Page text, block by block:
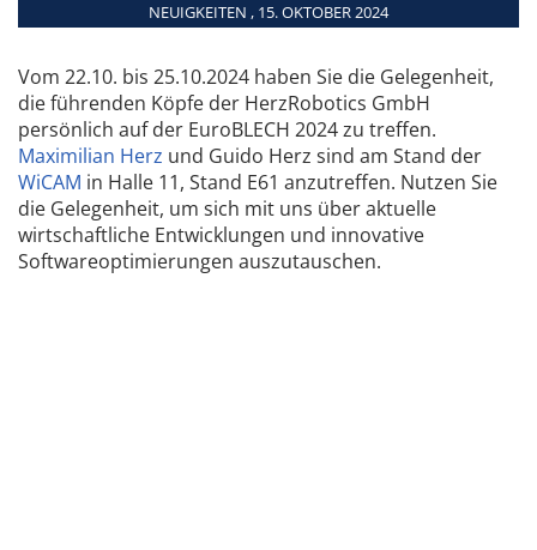
NEUIGKEITEN , 15. OKTOBER 2024
Vom 22.10. bis 25.10.2024 haben Sie die Gelegenheit,
die führenden Köpfe der HerzRobotics GmbH
persönlich auf der EuroBLECH 2024 zu treffen.
Maximilian Herz und Guido Herz sind am Stand der
WiCAM in Halle 11, Stand E61 anzutreffen. Nutzen Sie
die Gelegenheit, um sich mit uns über aktuelle
wirtschaftliche Entwicklungen und innovative
Softwareoptimierungen auszutauschen.